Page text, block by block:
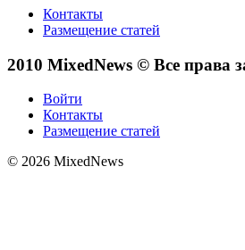
Контакты
Размещение статей
2010 MixedNews © Все права
Войти
Контакты
Размещение статей
© 2026 MixedNews